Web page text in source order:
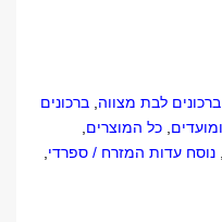
ברכונים לבת מצווה ברכונים
כל המוצרים
נוסח עדות המזרח / ספרדי